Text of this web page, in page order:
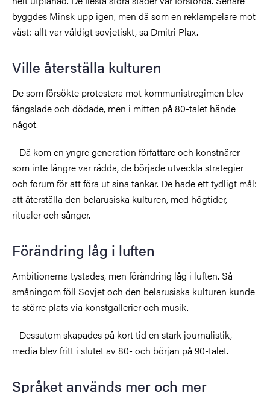
byggdes Minsk upp igen, men då som en reklampelare mot
väst: allt var väldigt sovjetiskt, sa Dmitri Plax.
Ville återställa kulturen
De som försökte protestera mot kommunistregimen blev
fängslade och dödade, men i mitten på 80-talet hände
något.
– Då kom en yngre generation författare och konstnärer
som inte längre var rädda, de började utveckla strategier
och forum för att föra ut sina tankar. De hade ett tydligt mål:
att återställa den belarusiska kulturen, med högtider,
ritualer och sånger.
Förändring låg i luften
Ambitionerna tystades, men förändring låg i luften. Så
småningom föll Sovjet och den belarusiska kulturen kunde
ta större plats via konstgallerier och musik.
– Dessutom skapades på kort tid en stark journalistik,
media blev fritt i slutet av 80- och början på 90-talet.
Språket används mer och mer